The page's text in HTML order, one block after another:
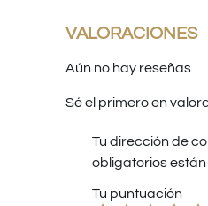
VALORACIONES
Aún no hay reseñas
Sé el primero en
Tu dirección de
obligatorios
Tu puntuación